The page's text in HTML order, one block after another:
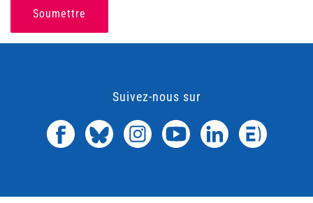
Soumettre
Suivez-nous sur